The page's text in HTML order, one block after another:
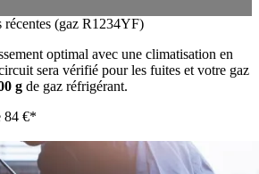
récentes (gaz R1234YF)
optimal avec une climatisation en
sera vérifié pour les fuites et votre gaz
g de gaz réfrigérant.
84 €*